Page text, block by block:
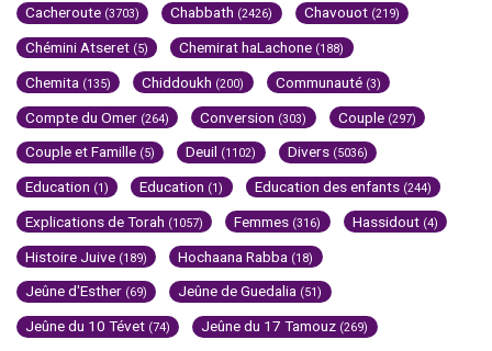
Cacheroute (3703) Chabbath (2426) Chavouot (219)
Chémini Atseret (5) Chemirat haLachone (188)
Chemita (135) Chiddoukh (200) Communauté (3)
Compte du Omer (264) Conversion (303) Couple (297)
Couple et Famille (5) Deuil (1102) Divers (5036)
Education (1) Education (1) Education des enfants (244)
Explications de Torah (1057) Femmes (316) Hassidout (4)
Histoire Juive (189) Hochaana Rabba (18)
Jeûne d'Esther (69) Jeûne de Guedalia (51)
Jeûne du 10 Tévet (74) Jeûne du 17 Tamouz (269)